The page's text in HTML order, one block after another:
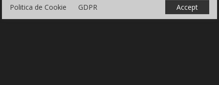
Politica de Cookie GDPR Accept